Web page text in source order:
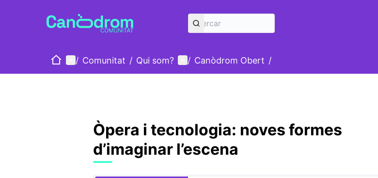
IniciMenú principal
/ Comunitat / Qui som? Menú d'usuari
/ Canòdrom Obert /
Òpera i tecnologia: noves formes
d’imaginar l’escena